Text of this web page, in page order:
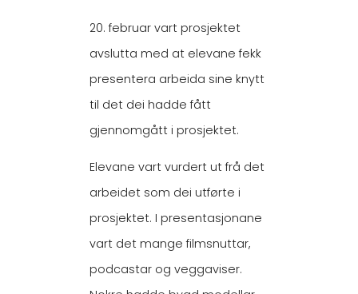
20. februar vart prosjektet
avslutta med at elevane fekk
presentera arbeida sine knytt
til det dei hadde fått
gjennomgått i prosjektet.
Elevane vart vurdert ut frå det
arbeidet som dei utførte i
prosjektet. I presentasjonane
vart det mange filmsnuttar,
podcastar og veggaviser.